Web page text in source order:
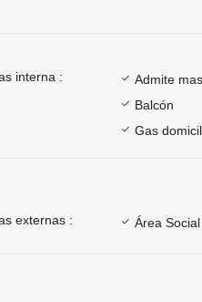
interna : Admite
Balcón
Gas
externas : Área Social